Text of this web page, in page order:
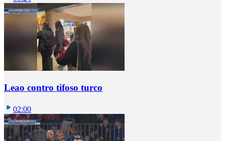
Leao contro tifoso turco
02:00